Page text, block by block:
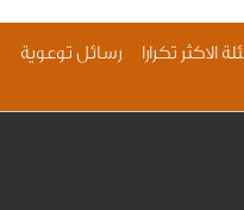
الاكثر تكرارا رسائل توعوية